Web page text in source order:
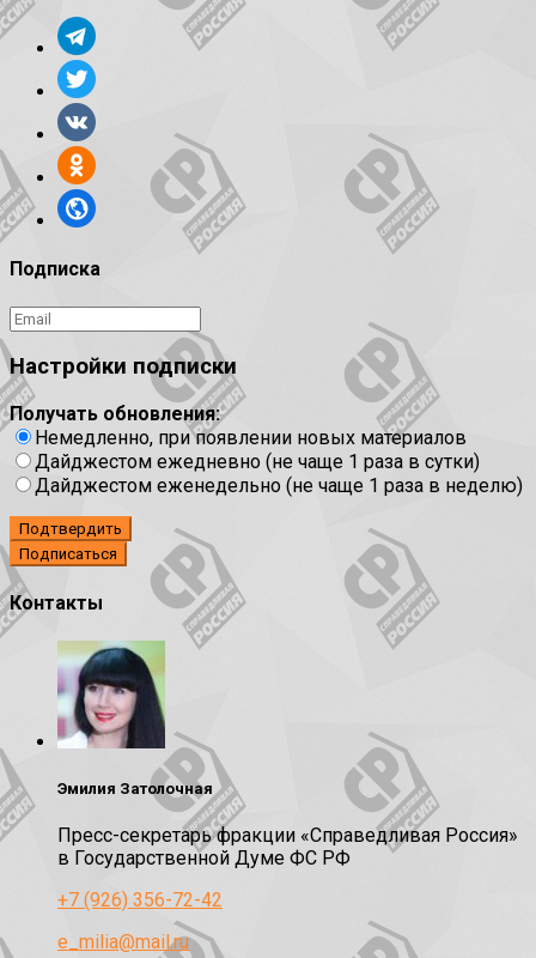
Подписка
Настройки подписки
Получать обновления:
Немедленно, при появлении новых материалов
Дайджестом ежедневно (не чаще 1 раза в сутки)
Дайджестом еженедельно (не чаще 1 раза в неделю)
Подтвердить
Контакты
Эмилия Затолочная
Пресс-секретарь фракции «Справедливая Россия»
в Государственной Думе ФС РФ
+7 (926) 356-72-42
e_milia@mail.ru